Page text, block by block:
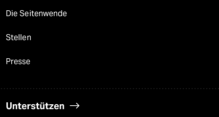
Die Seitenwende
Stellen
Presse
Unterstützen